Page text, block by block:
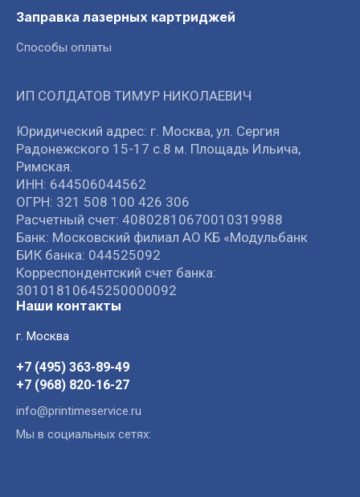
Заправка лазерных картриджей
Способы оплаты
ИП СОЛДАТОВ ТИМУР НИКОЛАЕВИЧ
Юридический адрес: г. Москва, ул. Сергия
Радонежского 15-17 с.8 м. Площадь Ильича,
Римская.
ИНН: 644506044562
ОГРН: 321 508 100 426 306
Расчетный счет: 40802810670010319988
Банк: Московский филиал АО КБ «Модульбанк
БИК банка: 044525092
Корреспондентский счет банка:
30101810645250000092
Наши контакты
г. Москва
+7 (495) 363-89-49
+7 (968) 820-16-27
info@printimeservice.ru
Мы в социальных сетях: